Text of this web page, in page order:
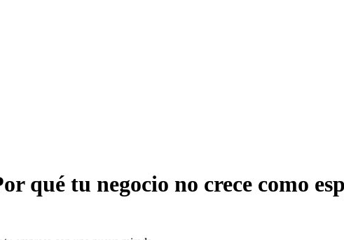
qué tu negocio no crece como